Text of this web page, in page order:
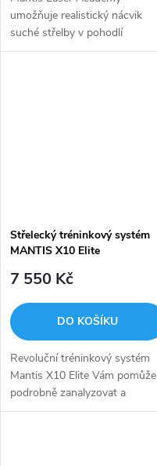
umožňuje realistický nácvik
suché střelby v pohodlí
domova.
Střelecký tréninkový systém
MANTIS X10 Elite
7 550 Kč
DO KOŠÍKU
Revoluční tréninkový systém
Mantis X10 Elite Vám pomůže
podrobně zanalyzovat a
vylepšit Vaše střelecké